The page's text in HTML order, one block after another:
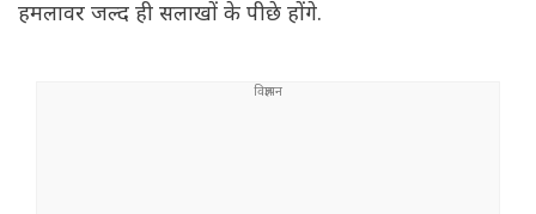
हमलावर जल्द ही सलाखों के पीछे होंगे.